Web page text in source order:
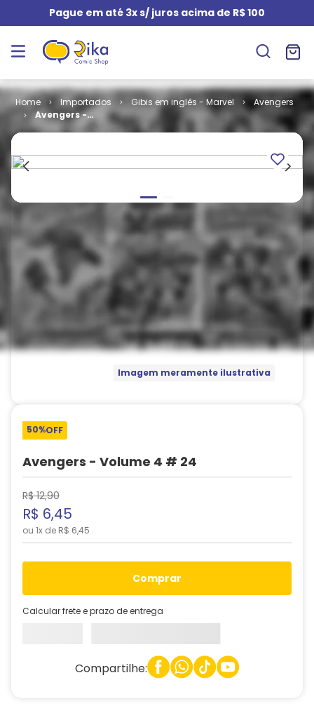
Pague em até 3x s/ juros acima de R$ 100
Importados Gibis em inglês - Marvel
Avengers
Avengers -
Volume 4 # 24
Imagem meramente ilustrativa
50%OFF
Avengers - Volume 4 # 24
R$ 12,90
R$ 6,45
ou 1x de R$ 6,45
comprar
Calcular frete e prazo de entrega
Compartilhe: